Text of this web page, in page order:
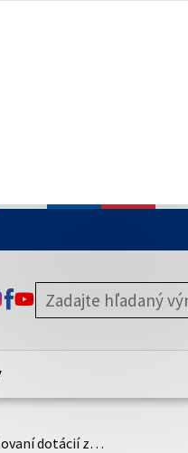
Zabezpečená stránka
webového sídla.
SA OTVORÍ NA NOVEJ
ODKAZ SA OTVORÍ NA NOVEJ
ODKAZ SA OTVORÍ NA
dotácií z…